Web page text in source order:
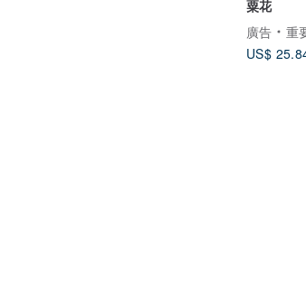
粟花
廣告
重要
US$